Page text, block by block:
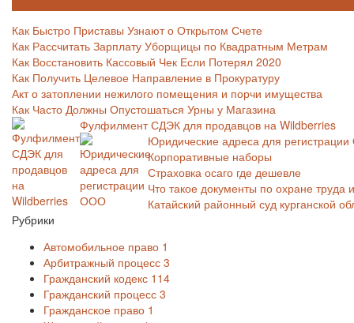
Как Быстро Приставы Узнают о Открытом Счете
Как Рассчитать Зарплату Уборщицы по Квадратным Метрам
Как Восстановить Кассовый Чек Если Потерял 2020
Как Получить Целевое Направление в Прокуратуру
Акт о затоплении нежилого помещения и порчи имущества
Как Часто Должны Опустошаться Урны у Магазина
Фулфилмент СДЭК для продавцов на Wildberries
Юридические адреса для
Корпоративные наборы
Страховка осаго где дешевле
Что такое документы по охране труда
Катайский районный суд курганской
Рубрики
Автомобильное право 1
Арбитражный процесс 3
Гражданский кодекс 114
Гражданский процесс 3
Гражданское право 1